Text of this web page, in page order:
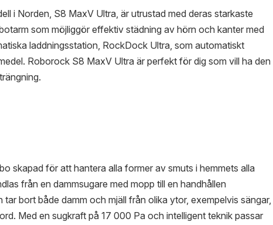
i Norden, S8 MaxV Ultra, är utrustad med deras starkaste
som möjliggör effektiv städning av hörn och kanter med
laddningsstation, RockDock Ultra, som automatiskt
Roborock S8 MaxV Ultra är perfekt för dig som vill ha den
skapad för att hantera alla former av smuts i hemmets alla
från en dammsugare med mopp till en handhållen
bort både damm och mjäll från olika ytor, exempelvis sängar,
Med en sugkraft på 17 000 Pa och intelligent teknik passar